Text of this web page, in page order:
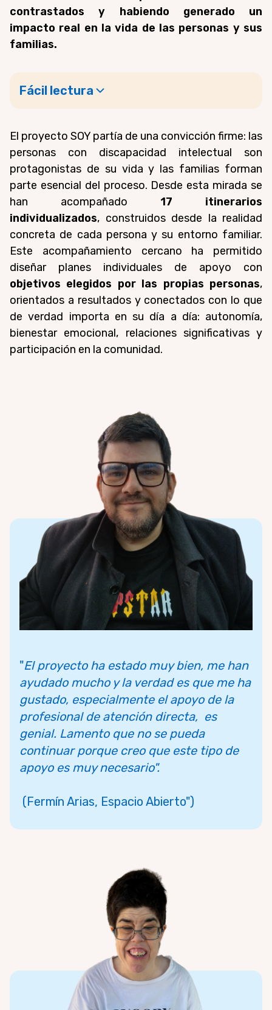
contrastados y habiendo generado un
impacto real en la vida de las personas y sus
familias.
Fácil lectura
El proyecto SOY partía de una convicción firme: las
personas con discapacidad intelectual son
protagonistas de su vida y las familias forman
parte esencial del proceso. Desde esta mirada se
han acompañado 17 itinerarios
individualizados, construidos desde la realidad
concreta de cada persona y su entorno familiar.
Este acompañamiento cercano ha permitido
diseñar planes individuales de apoyo con
objetivos elegidos por las propias personas,
orientados a resultados y conectados con lo que
de verdad importa en su día a día: autonomía,
bienestar emocional, relaciones significativas y
participación en la comunidad.
"El proyecto ha estado muy bien, me han
ayudado mucho y la verdad es que me ha
gustado, especialmente el apoyo de la
profesional de atención directa, es
genial. Lamento que no se pueda
continuar porque creo que este tipo de
apoyo es muy necesario".
(Fermín Arias, Espacio Abierto")